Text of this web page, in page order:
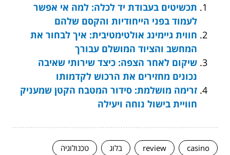
תכשיטים בעבודת יד לכלה: למה אי אפשר
לעמוד בפני הייחודיות והקסם שלהם
חווית גיימינג אולטימטיבית: איך לבחור את
המחשב והציוד המושלם עבורך
שיקום לאחר הצפה: כיצד שירותי שאיבה
נכונים מחזירים את הרכוש לקדמותו
זרימה מושלמת: סידור המטבח הקטן שמעניק
חוויית בישול נוחה ויעילה
casino
review בלוג
טכנולוגיה